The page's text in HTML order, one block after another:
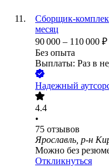
Сборщик-
месяц
90 000 – 110 000 ₽
Без опыта
Выплаты: Раз в
Надежный
4.4
•
75 отзывов
Ярославль, р-н
Можно без
Откликнуться